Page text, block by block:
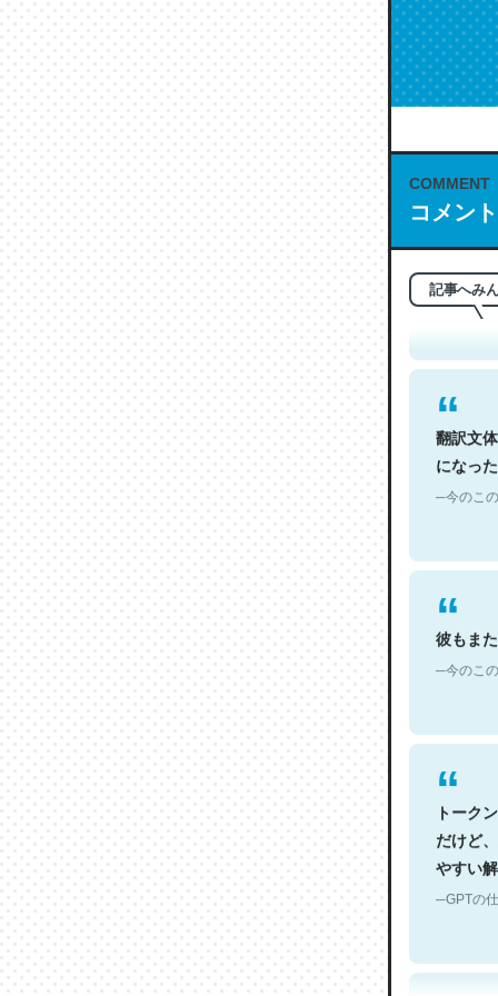
COMMENT
コメン
記事へみ
これは
─今のこ
翻訳文
になった
─今のこ
彼もま
─今のこ
トーク
だけど
やすい
─GPTの